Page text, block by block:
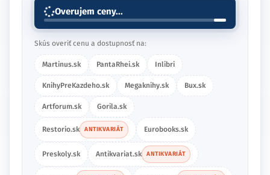
Overujem ceny...
Skús overiť cenu a dostupnosť na:
Martinus.sk PantaRhei.sk Inlibri
KnihyPreKazdeho.sk Megaknihy.sk Bux.sk
Artforum.sk Gorila.sk
Restorio.sk ANTIKVARIÁT Eurobooks.sk
Preskoly.sk Antikvariat.sk ANTIKVARIÁT